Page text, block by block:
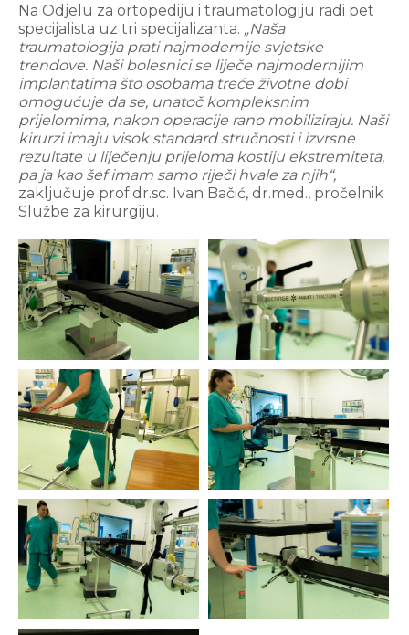
Na Odjelu za ortopediju i traumatologiju radi pet
specijalista uz tri specijalizanta. „Naša
traumatologija prati najmodernije svjetske
trendove. Naši bolesnici se liječe najmodernijim
implantatima što osobama treće životne dobi
omogućuje da se, unatoč kompleksnim
prijelomima, nakon operacije rano mobiliziraju. Naši
kirurzi imaju visok standard stručnosti i izvrsne
rezultate u liječenju prijeloma kostiju ekstremiteta,
pa ja kao šef imam samo riječi hvale za njih“,
zaključuje prof.dr.sc. Ivan Bačić, dr.med., pročelnik
Službe za kirurgiju.